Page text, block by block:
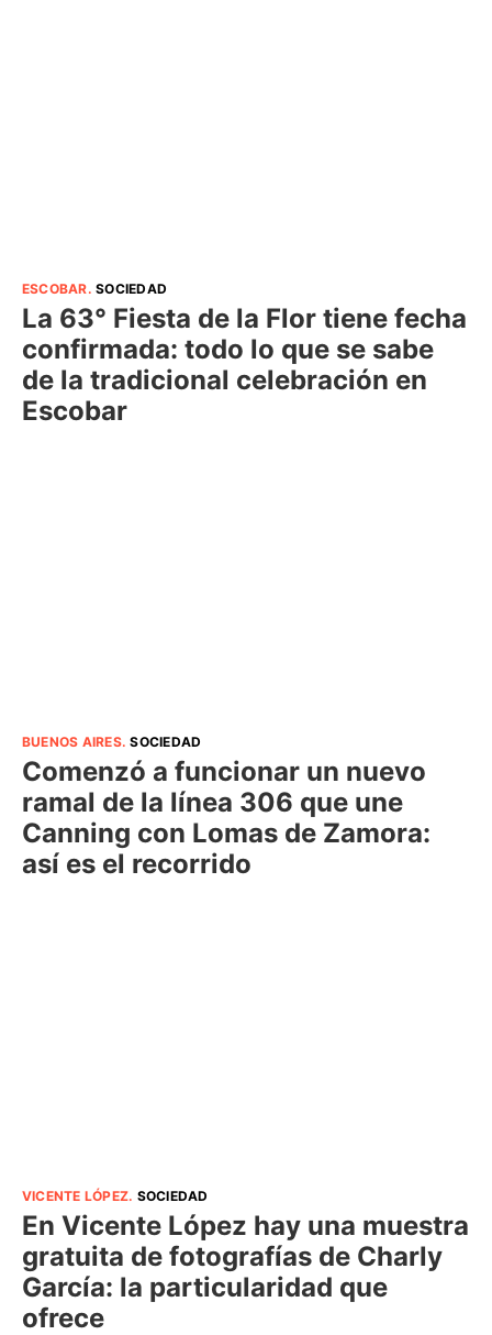
ESCOBAR.SOCIEDAD
La 63° Fiesta de la Flor tiene fecha
confirmada: todo lo que se sabe
de la tradicional celebración en
Escobar
BUENOS AIRES.SOCIEDAD
Comenzó a funcionar un nuevo
ramal de la línea 306 que une
Canning con Lomas de Zamora:
así es el recorrido
VICENTE LÓPEZ. SOCIEDAD
En Vicente López hay una muestra
gratuita de fotografías de Charly
García: la particularidad que
ofrece